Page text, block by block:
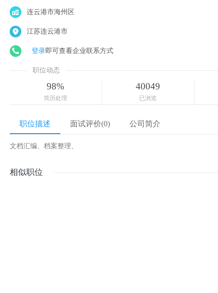
连云港市海州区
江苏连云港市
登录即可查看企业联系方式
职位动态
98%
简历处理
40049
已浏览
职位描述 面试评价(0) 公司简介
文档汇编、档案整理、
相似职位